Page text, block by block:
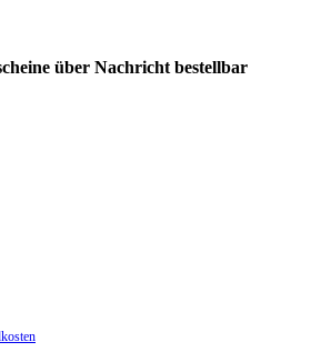
über Nachricht bestellbar